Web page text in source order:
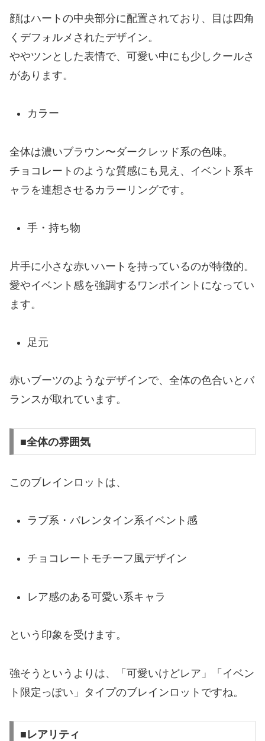
顔はハートの中央部分に配置されており、目は四角
くデフォルメされたデザイン。
ややツンとした表情で、可愛い中にも少しクールさ
があります。
カラー
全体は濃いブラウン〜ダークレッド系の色味。
チョコレートのような質感にも見え、イベント系キ
ャラを連想させるカラーリングです。
手・持ち物
片手に小さな赤いハートを持っているのが特徴的。
愛やイベント感を強調するワンポイントになってい
ます。
足元
赤いブーツのようなデザインで、全体の色合いとバ
ランスが取れています。
■全体の雰囲気
このブレインロットは、
ラブ系・バレンタイン系イベント感
チョコレートモチーフ風デザイン
レア感のある可愛い系キャラ
という印象を受けます。
強そうというよりは、「可愛いけどレア」「イベン
ト限定っぽい」タイプのブレインロットですね。
■レアリティ